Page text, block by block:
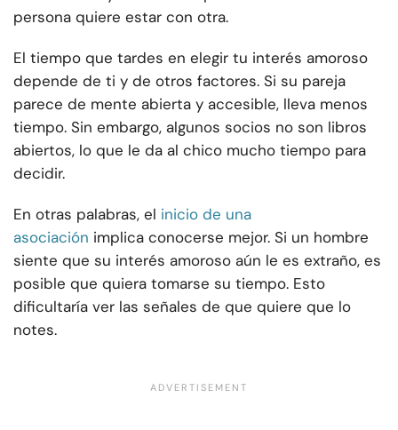
persona quiere estar con otra.
El tiempo que tardes en elegir tu interés amoroso
depende de ti y de otros factores. Si su pareja
parece de mente abierta y accesible, lleva menos
tiempo. Sin embargo, algunos socios no son libros
abiertos, lo que le da al chico mucho tiempo para
decidir.
En otras palabras, el inicio de una
asociación implica conocerse mejor. Si un hombre
siente que su interés amoroso aún le es extraño, es
posible que quiera tomarse su tiempo. Esto
dificultaría ver las señales de que quiere que lo
notes.